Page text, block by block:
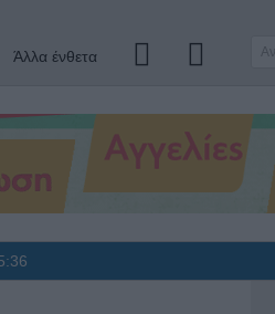
Άλλα ένθετα